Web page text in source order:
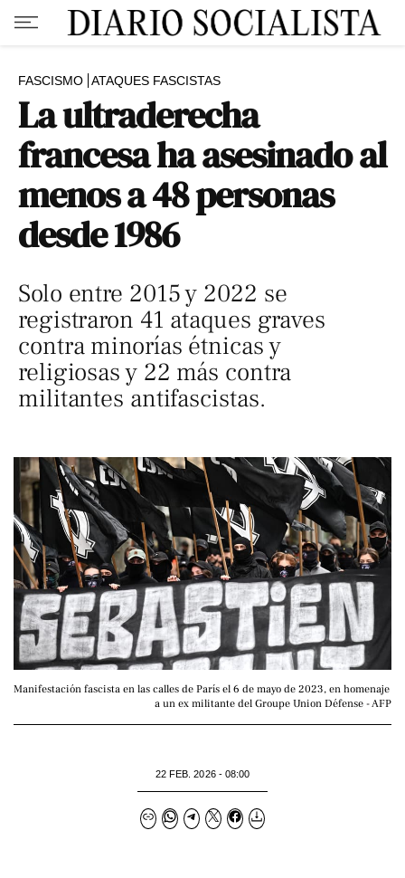
FASCISMO ATAQUES FASCISTAS
La ultraderecha
francesa ha asesinado al
menos a 48 personas
desde 1986
Solo entre 2015 y 2022 se
registraron 41 ataques graves
contra minorías étnicas y
religiosas y 22 más contra
militantes antifascistas.
Manifestación fascista en las calles de París el 6 de mayo de 2023, en homenaje
a un ex militante del Groupe Union Défense - AFP
22 FEB. 2026 - 08:00